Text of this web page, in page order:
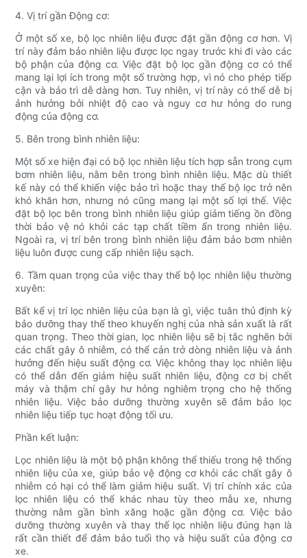
4. Vị trí gần Động cơ:
Ở một số xe, bộ lọc nhiên liệu được đặt gần động cơ hơn. Vị
trí này đảm bảo nhiên liệu được lọc ngay trước khi đi vào các
bộ phận của động cơ. Việc đặt bộ lọc gần động cơ có thể
mang lại lợi ích trong một số trường hợp, vì nó cho phép tiếp
cận và bảo trì dễ dàng hơn. Tuy nhiên, vị trí này có thể dễ bị
ảnh hưởng bởi nhiệt độ cao và nguy cơ hư hỏng do rung
động của động cơ.
5. Bên trong bình nhiên liệu:
Một số xe hiện đại có bộ lọc nhiên liệu tích hợp sẵn trong cụm
bơm nhiên liệu, nằm bên trong bình nhiên liệu. Mặc dù thiết
kế này có thể khiến việc bảo trì hoặc thay thế bộ lọc trở nên
khó khăn hơn, nhưng nó cũng mang lại một số lợi thế. Việc
đặt bộ lọc bên trong bình nhiên liệu giúp giảm tiếng ồn đồng
thời bảo vệ nó khỏi các tạp chất tiềm ẩn trong nhiên liệu.
Ngoài ra, vị trí bên trong bình nhiên liệu đảm bảo bơm nhiên
liệu luôn được cung cấp nhiên liệu sạch.
6. Tầm quan trọng của việc thay thế bộ lọc nhiên liệu thường
xuyên:
Bất kể vị trí lọc nhiên liệu của bạn là gì, việc tuân thủ định kỳ
bảo dưỡng thay thế theo khuyến nghị của nhà sản xuất là rất
quan trọng. Theo thời gian, lọc nhiên liệu sẽ bị tắc nghẽn bởi
các chất gây ô nhiễm, có thể cản trở dòng nhiên liệu và ảnh
hưởng đến hiệu suất động cơ. Việc không thay lọc nhiên liệu
có thể dẫn đến giảm hiệu suất nhiên liệu, động cơ bị chết
máy và thậm chí gây hư hỏng nghiêm trọng cho hệ thống
nhiên liệu. Việc bảo dưỡng thường xuyên sẽ đảm bảo lọc
nhiên liệu tiếp tục hoạt động tối ưu.
Phần kết luận:
Lọc nhiên liệu là một bộ phận không thể thiếu trong hệ thống
nhiên liệu của xe, giúp bảo vệ động cơ khỏi các chất gây ô
nhiễm có hại có thể làm giảm hiệu suất. Vị trí chính xác của
lọc nhiên liệu có thể khác nhau tùy theo mẫu xe, nhưng
thường nằm gần bình xăng hoặc gần động cơ. Việc bảo
dưỡng thường xuyên và thay thế lọc nhiên liệu đúng hạn là
rất cần thiết để đảm bảo tuổi thọ và hiệu suất của động cơ
xe.